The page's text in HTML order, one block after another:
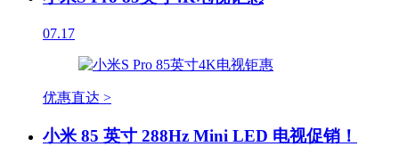
07.17
优惠直达 >
小米 85 英寸 288Hz Mini LED 电视促销！